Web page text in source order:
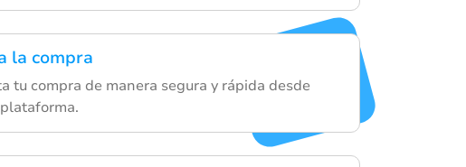
la compra
tu compra de manera segura y rápida desde